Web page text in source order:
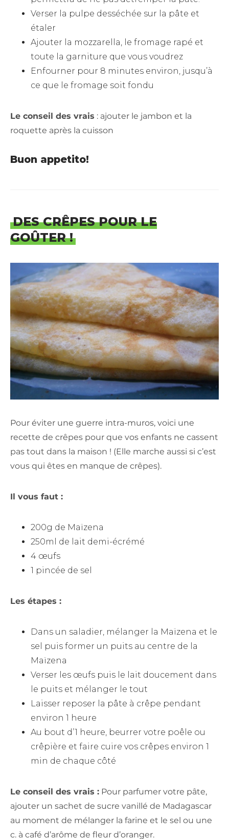
Verser la pulpe desséchée sur la pâte et
étaler
Ajouter la mozzarella, le fromage rapé et
toute la garniture que vous voudrez
Enfourner pour 8 minutes environ, jusqu’à
ce que le fromage soit fondu
Le conseil des vrais : ajouter le jambon et la
roquette après la cuisson
Buon appetito!
DES CRÊPES POUR LE
GOÛTER !
Pour éviter une guerre intra-muros, voici une
recette de crêpes pour que vos enfants ne cassent
pas tout dans la maison ! (Elle marche aussi si c’est
vous qui êtes en manque de crêpes).
Il vous faut :
200g de Maïzena
250ml de lait demi-écrémé
4 œufs
1 pincée de sel
Les étapes :
Dans un saladier, mélanger la Maïzena et le
sel puis former un puits au centre de la
Maïzena
Verser les œufs puis le lait doucement dans
le puits et mélanger le tout
Laisser reposer la pâte à crêpe pendant
environ 1 heure
Au bout d’1 heure, beurrer votre poêle ou
crêpière et faire cuire vos crêpes environ 1
min de chaque côté
Le conseil des vrais : Pour parfumer votre pâte,
ajouter un sachet de sucre vanillé de Madagascar
au moment de mélanger la farine et le sel ou une
c. à café d’arôme de fleur d’oranger.